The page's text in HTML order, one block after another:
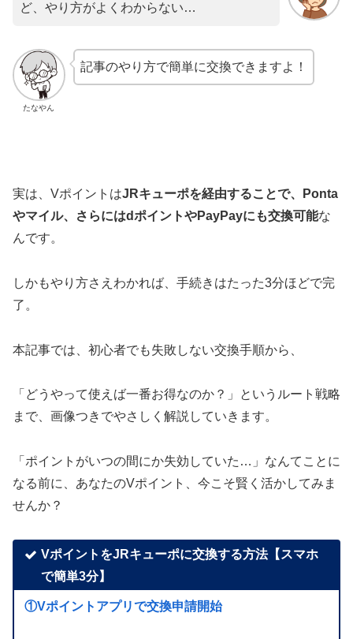
ど、やり方がよくわからない…
たなやん
記事のやり方で簡単に交換できますよ！
実は、VポイントはJRキューポを経由することで、Ponta
やマイル、さらにはdポイントやPayPayにも交換可能な
んです。
しかもやり方さえわかれば、手続きはたった3分ほどで完
了。
本記事では、初心者でも失敗しない交換手順から、
「どうやって使えば一番お得なのか？」というルート戦略
まで、画像つきでやさしく解説していきます。
「ポイントがいつの間にか失効していた…」なんてことに
なる前に、あなたのVポイント、今こそ賢く活かしてみま
せんか？
VポイントをJRキューポに交換する方法【スマホ
で簡単3分】
①Vポイントアプリで交換申請開始